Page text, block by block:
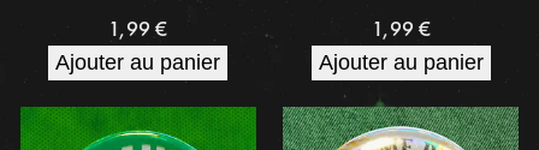
1,99€
Ajouter au panier
1,99 €
Ajouter au panier